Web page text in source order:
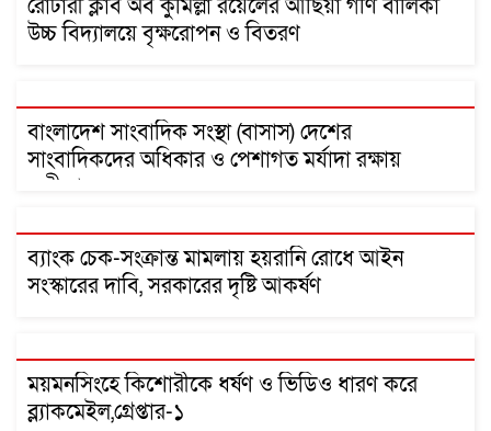
রোটারী ক্লাব অব কুমিল্লা রয়েলের আছিয়া গণি বালিকা
উচ্চ বিদ্যালয়ে বৃক্ষরোপন ও বিতরণ
বাংলাদেশ সাংবাদিক সংস্থা (বাসাস) দেশের
সাংবাদিকদের অধিকার ও পেশাগত মর্যাদা রক্ষায়
অঙ্গীকারবদ্ধ
ব্যাংক চেক-সংক্রান্ত মামলায় হয়রানি রোধে আইন
সংস্কারের দাবি, সরকারের দৃষ্টি আকর্ষণ
ময়মনসিংহে কিশোরীকে ধর্ষণ ও ভিডিও ধারণ করে
ব্ল্যাকমেইল,গ্রেপ্তার-১